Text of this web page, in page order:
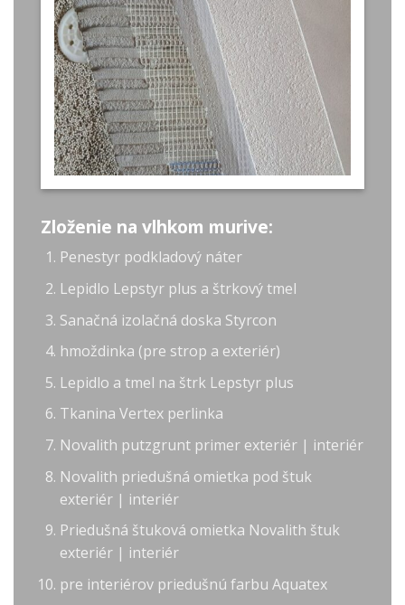
Zloženie na vlhkom murive:
Penestyr podkladový náter
Lepidlo Lepstyr plus a štrkový tmel
Sanačná izolačná doska Styrcon
hmoždinka (pre strop a exteriér)
Lepidlo a tmel na štrk Lepstyr plus
Tkanina Vertex perlinka
Novalith putzgrunt primer exteriér | interiér
Novalith priedušná omietka pod štuk
exteriér | interiér
Priedušná štuková omietka Novalith štuk
exteriér | interiér
pre interiérov priedušnú farbu Aquatex